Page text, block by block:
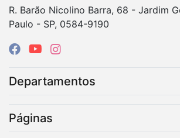
R. Barão Nicolino Barra, 68 - Jardim
Paulo - SP, 0584-9190
Departamentos
Páginas